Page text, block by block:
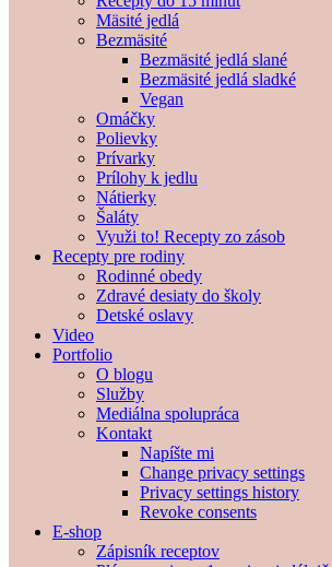
Mäsité jedlá
Bezmäsité
Bezmäsité jedlá slané
Bezmäsité jedlá sladké
Vegan
Omáčky
Polievky
Prívarky
Prílohy k jedlu
Nátierky
Šaláty
Využi to! Recepty zo zásob
Recepty pre rodiny
Rodinné obedy
Zdravé desiaty do školy
Detské oslavy
Video
Portfolio
O blogu
Služby
Mediálna spolupráca
Kontakt
Napíšte mi
Change privacy settings
Privacy settings history
Revoke consents
E-shop
Zápisník receptov